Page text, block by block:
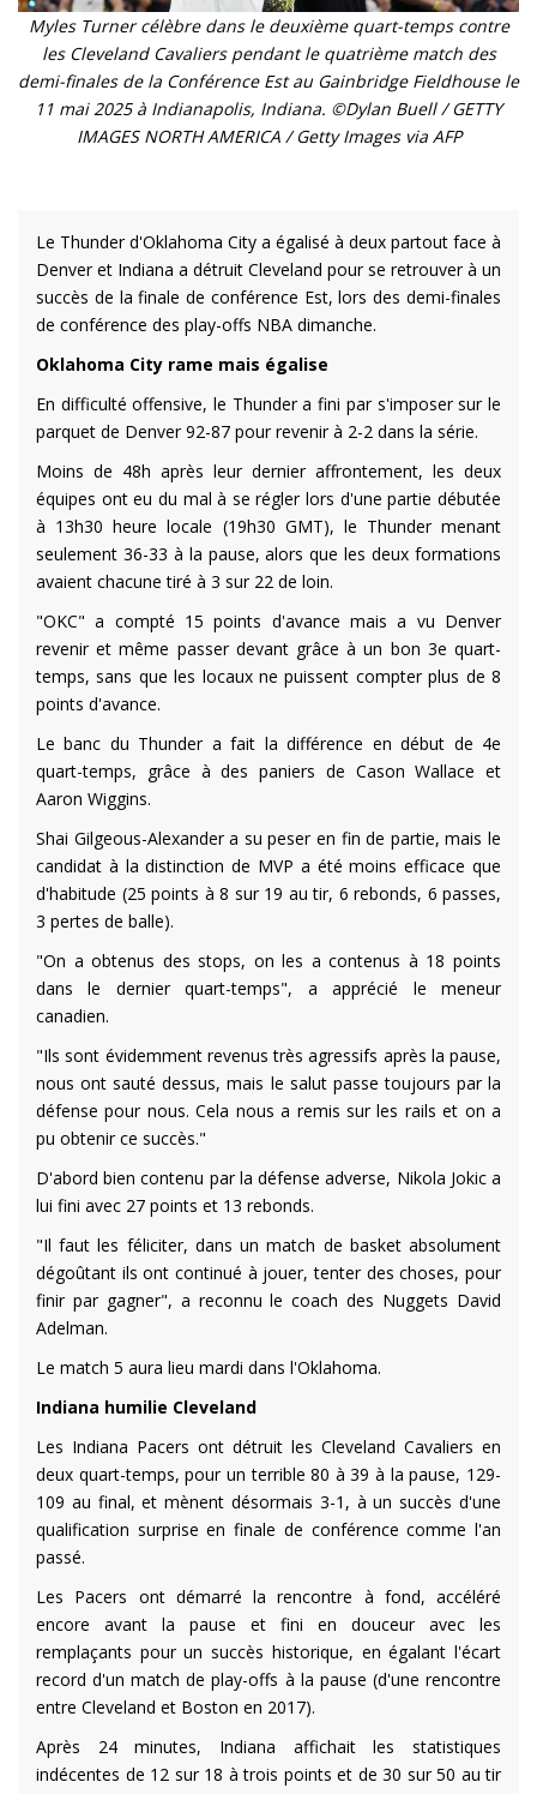
Myles Turner célèbre dans le deuxième quart-temps contre
les Cleveland Cavaliers pendant le quatrième match des
demi-finales de la Conférence Est au Gainbridge Fieldhouse le
11 mai 2025 à Indianapolis, Indiana. ©Dylan Buell / GETTY
IMAGES NORTH AMERICA / Getty Images via AFP
Le Thunder d'Oklahoma City a égalisé à deux partout face à
Denver et Indiana a détruit Cleveland pour se retrouver à un
succès de la finale de conférence Est, lors des demi-finales
de conférence des play-offs NBA dimanche.
Oklahoma City rame mais égalise
En difficulté offensive, le Thunder a fini par s'imposer sur le
parquet de Denver 92-87 pour revenir à 2-2 dans la série.
Moins de 48h après leur dernier affrontement, les deux
équipes ont eu du mal à se régler lors d'une partie débutée
à 13h30 heure locale (19h30 GMT), le Thunder menant
seulement 36-33 à la pause, alors que les deux formations
avaient chacune tiré à 3 sur 22 de loin.
"OKC" a compté 15 points d'avance mais a vu Denver
revenir et même passer devant grâce à un bon 3e quart-
temps, sans que les locaux ne puissent compter plus de 8
points d'avance.
Le banc du Thunder a fait la différence en début de 4e
quart-temps, grâce à des paniers de Cason Wallace et
Aaron Wiggins.
Shai Gilgeous-Alexander a su peser en fin de partie, mais le
candidat à la distinction de MVP a été moins efficace que
d'habitude (25 points à 8 sur 19 au tir, 6 rebonds, 6 passes,
3 pertes de balle).
"On a obtenus des stops, on les a contenus à 18 points
dans le dernier quart-temps", a apprécié le meneur
canadien.
"Ils sont évidemment revenus très agressifs après la pause,
nous ont sauté dessus, mais le salut passe toujours par la
défense pour nous. Cela nous a remis sur les rails et on a
pu obtenir ce succès."
D'abord bien contenu par la défense adverse, Nikola Jokic a
lui fini avec 27 points et 13 rebonds.
"Il faut les féliciter, dans un match de basket absolument
dégoûtant ils ont continué à jouer, tenter des choses, pour
finir par gagner", a reconnu le coach des Nuggets David
Adelman.
Le match 5 aura lieu mardi dans l'Oklahoma.
Indiana humilie Cleveland
Les Indiana Pacers ont détruit les Cleveland Cavaliers en
deux quart-temps, pour un terrible 80 à 39 à la pause, 129-
109 au final, et mènent désormais 3-1, à un succès d'une
qualification surprise en finale de conférence comme l'an
passé.
Les Pacers ont démarré la rencontre à fond, accéléré
encore avant la pause et fini en douceur avec les
remplaçants pour un succès historique, en égalant l'écart
record d'un match de play-offs à la pause (d'une rencontre
entre Cleveland et Boston en 2017).
Après 24 minutes, Indiana affichait les statistiques
indécentes de 12 sur 18 à trois points et de 30 sur 50 au tir